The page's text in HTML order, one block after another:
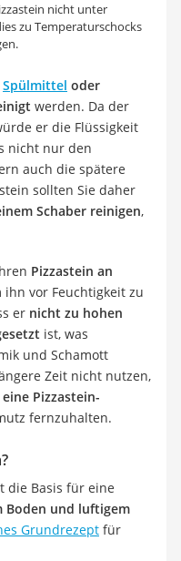
nicht unter
zu Temperaturschocks
Spülmittel oder
werden. Da der
er die Flüssigkeit
nicht nur den
auch die spätere
sollten Sie daher
Schaber reinigen,
Pizzastein an
ihn vor Feuchtigkeit zu
er nicht zu hohen
ist, was
und Schamott
Zeit nicht nutzen,
Pizzastein-
fernzuhalten.
die Basis für eine
Boden und luftigem
Grundrezept für